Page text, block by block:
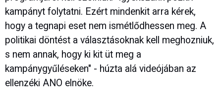
kampányt folytatni. Ezért mindenkit arra kérek,
hogy a tegnapi eset nem ismétlődhessen meg. A
politikai döntést a választásoknak kell meghozniuk,
s nem annak, hogy ki kit üt meg a
kampánygyűléseken" - húzta alá videójában az
ellenzéki ANO elnöke.